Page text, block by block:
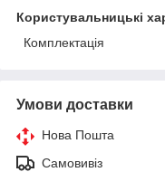
Користувальницькі
Комплектація
Умови доставки
Нова Пошта
Самовивіз